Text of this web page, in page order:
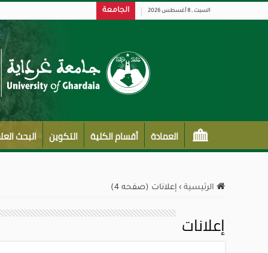
السبت , 8 أغسطس 2026 الجامعة
العمادة أقسام الكلية التكوين البحث
الرئيسية › إعلانات (صفحه 4)
إعلانات